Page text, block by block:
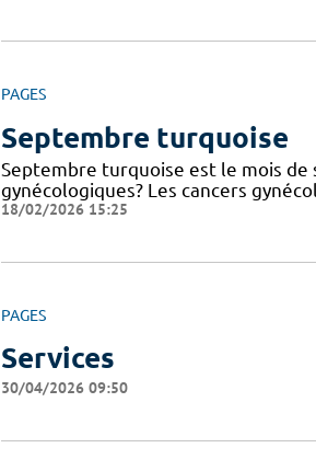
PAGES
Septembre turquoise
Septembre turquoise est le mois de
gynécologiques? Les cancers
18/02/2026 15:25
PAGES
Services
30/04/2026 09:50